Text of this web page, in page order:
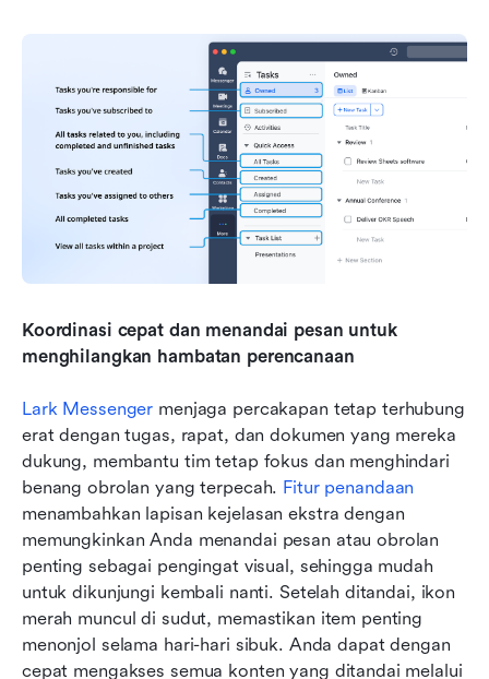
Koordinasi cepat dan menandai pesan untuk
menghilangkan hambatan perencanaan
Lark Messenger menjaga percakapan tetap terhubung
erat dengan tugas, rapat, dan dokumen yang mereka
dukung, membantu tim tetap fokus dan menghindari
benang obrolan yang terpecah. Fitur penandaan
menambahkan lapisan kejelasan ekstra dengan
memungkinkan Anda menandai pesan atau obrolan
penting sebagai pengingat visual, sehingga mudah
untuk dikunjungi kembali nanti. Setelah ditandai, ikon
merah muncul di sudut, memastikan item penting
menonjol selama hari-hari sibuk. Anda dapat dengan
cepat mengakses semua konten yang ditandai melalui